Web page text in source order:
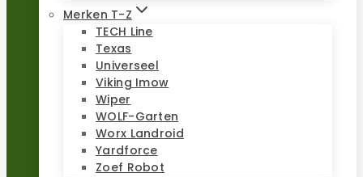
Merken T-Z
TECH Line
Texas
Universeel
Viking Imow
Wiper
WOLF-Garten
Worx Landroid
Yardforce
Zoef Robot